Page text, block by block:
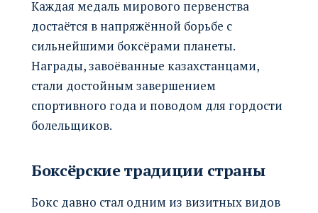
Каждая медаль мирового первенства
достаётся в напряжённой борьбе с
сильнейшими боксёрами планеты.
Награды, завоёванные казахстанцами,
стали достойным завершением
спортивного года и поводом для гордости
болельщиков.
Боксёрские традиции страны
Бокс давно стал одним из визитных видов